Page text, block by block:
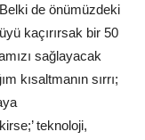
de önümüzdeki
kaçırırsak bir 50
sağlayacak
kısaltmanın sırrı;
teknoloji,